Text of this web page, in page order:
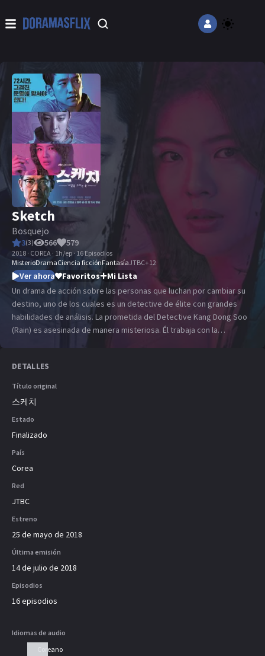
Sketch
Bosquejo
3(3) 566 579
2018 · COREA · 1h/ep · 16 Episodios
MisterioDramaCiencia ficciónFantasíaJTBC+12
Ver ahora Favoritos
Mi Lista
Un drama de acción sobre las personas que luchan por cambiar su
destino, uno de los cuales es un detective de élite con grandes
habilidades de análisis. La prometida del Detective Kang Dong Soo
(Rain) es asesinada de manera misteriosa. Él trabaja con la
disponen a capturar al asesino. Kim Do Jin (Lee Dong Gun) es un ex
miembro de las fuerzas especiales. Su esposa embarazada fue
DETALLES
Título original
스케치
Estado
Finalizado
País
Corea
Red
JTBC
Estreno
25 de mayo de 2018
Última emisión
14 de julio de 2018
Episodios
16 episodios
Idiomas de audio
Coreano